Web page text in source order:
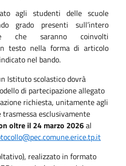
agli studenti delle scuole
grado presenti sull’intero
che saranno coinvolti
testo nella forma di articolo
nel bando.
Istituto scolastico dovrà
di partecipazione allegato
richiesta, unitamente agli
esclusivamente
oltre il 24 marzo 2026al
realizzato in formato